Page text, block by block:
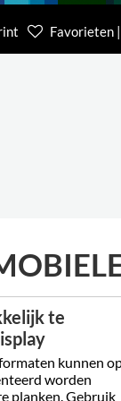
Favorieten
400 0453
ons
te
kunnen
worden
planken. Gebruik